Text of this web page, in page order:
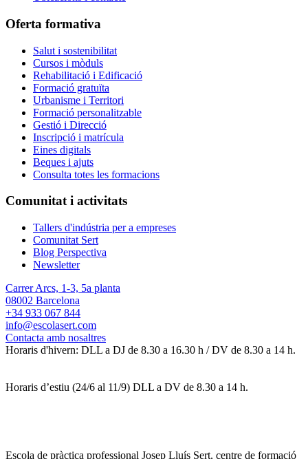
Oferta formativa
Salut i sostenibilitat
Cursos i mòduls
Rehabilitació i Edificació
Formació gratuïta
Urbanisme i Territori
Formació personalitzable
Gestió i Direcció
Inscripció i matrícula
Eines digitals
Beques i ajuts
Consulta totes les formacions
Comunitat i activitats
Tallers d'indústria per a empreses
Comunitat Sert
Blog Perspectiva
Newsletter
Carrer Arcs, 1-3, 5a planta
08002 Barcelona
+34 933 067 844
info@escolasert.com
Contacta amb nosaltres
Horaris d'hivern: DLL a DJ de 8.30 a 16.30 h / DV de 8.30 a 14 h.
Horaris d’estiu (24/6 al 11/9) DLL a DV de 8.30 a 14 h.
Escola de pràctica professional Josep Lluís Sert, centre de formació